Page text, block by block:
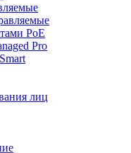
PoE
Pro
лиц